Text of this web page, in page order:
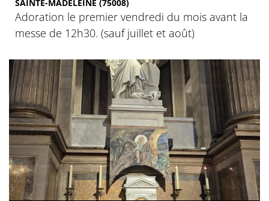
SAINTE-MADELEINE (75008)
Adoration le premier vendredi du mois avant la
messe de 12h30. (sauf juillet et août)